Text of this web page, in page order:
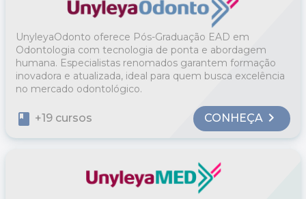
UnyleyaOdonto oferece Pós-Graduação EAD em
Odontologia com tecnologia de ponta e abordagem
humana. Especialistas renomados garantem formação
inovadora e atualizada, ideal para quem busca excelência
no mercado odontológico.
book +19 cursos CONHEÇA chevron_right